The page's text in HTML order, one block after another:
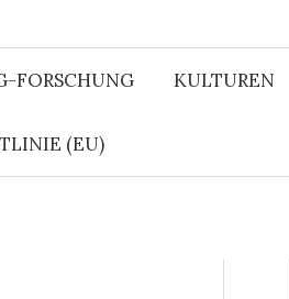
FORSCHUNG KULTUREN
(EU)